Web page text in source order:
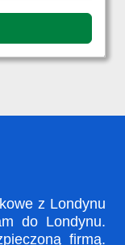
z Londynu
do Londynu.
firmą.